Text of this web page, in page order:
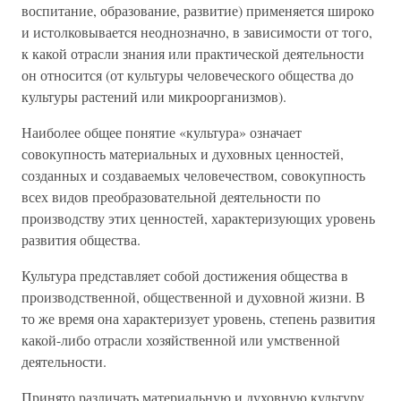
воспитание, образование, развитие) применяется широко
и истолковывается неоднозначно, в зависимости от того,
к какой отрасли знания или практической деятельности
он относится (от культуры человеческого общества до
культуры растений или микроорганизмов).
Наиболее общее понятие «культура» означает
совокупность материальных и духовных ценностей,
созданных и создаваемых человечеством, совокупность
всех видов преобразовательной деятельности по
производству этих ценностей, характеризующих уровень
развития общества.
Культура представляет собой достижения общества в
производственной, общественной и духовной жизни. В
то же время она характеризует уровень, степень развития
какой-либо отрасли хозяйственной или умственной
деятельности.
Принято различать материальную и духовную культуру.